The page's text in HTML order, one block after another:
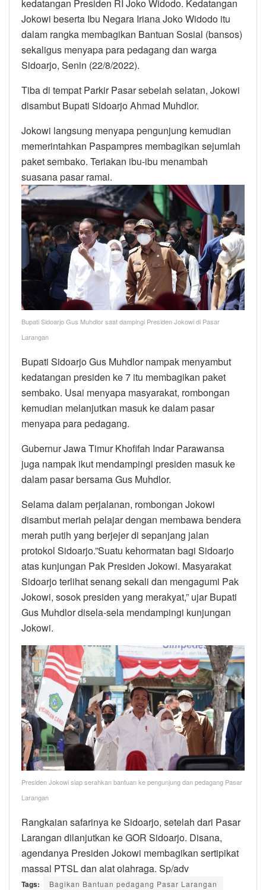
kedatangan Presiden RI Joko Widodo. Kedatangan
Jokowi beserta Ibu Negara Iriana Joko Widodo itu
dalam rangka membagikan Bantuan Sosial (bansos)
sekaligus menyapa para pedagang dan warga
Sidoarjo, Senin (22/8/2022).
Tiba di tempat Parkir Pasar sebelah selatan, Jokowi
disambut Bupati Sidoarjo Ahmad Muhdlor.
Jokowi langsung menyapa pengunjung kemudian
memerintahkan Paspampres membagikan sejumlah
paket sembako. Teriakan ibu-ibu menambah
suasana pasar ramai.
Bupati Sidoarjo Gus Muhdlor saat dampingi Presiden Jokowi di Pasar
Larangan
Bupati Sidoarjo Gus Muhdlor nampak menyambut
kedatangan presiden ke 7 itu membagikan paket
sembako. Usai menyapa masyarakat, rombongan
kemudian melanjutkan masuk ke dalam pasar
menyapa para pedagang.
Gubernur Jawa Timur Khofifah Indar Parawansa
juga nampak ikut mendampingi presiden masuk ke
dalam pasar bersama Gus Muhdlor.
Selama dalam perjalanan, rombongan Jokowi
disambut meriah pelajar dengan membawa bendera
merah putih yang berjejer di sepanjang jalan
protokol Sidoarjo.”Suatu kehormatan bagi Sidoarjo
atas kunjungan Pak Presiden Jokowi. Masyarakat
Sidoarjo terlihat senang sekali dan mengagumi Pak
Jokowi, sosok presiden yang merakyat,” ujar Bupati
Gus Muhdlor disela-sela mendampingi kunjungan
Jokowi.
Presiden Jokowi siap serahkan bantuan ke pengunjung dan pedagang Pasar
Larangan
Rangkaian safarinya ke Sidoarjo, setelah dari Pasar
Larangan dilanjutkan ke GOR Sidoarjo. Disana,
agendanya Presiden Jokowi membagikan sertipikat
massal PTSL dan alat olahraga. Sp/adv
Tags: Bagikan Bantuan pedagang Pasar Larangan